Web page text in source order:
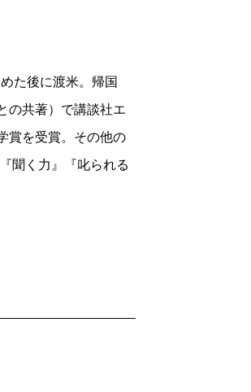
若いと思っていた
った、檀一雄
長女・
子ども被害者の会
」
自分も文を書くよ
うもろこしの天ぷ
2020/05/27
た後に渡米。帰国
の共著）で講談社エ
賞を受賞。その他の
聞く力』『叱られる